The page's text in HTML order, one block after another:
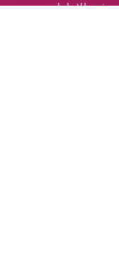
في الإمارات